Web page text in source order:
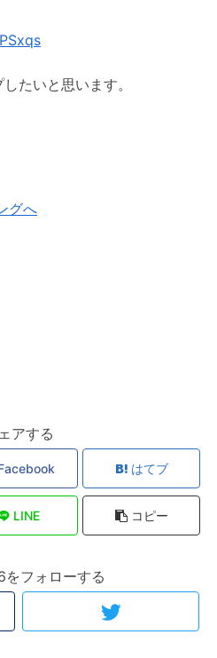
たいと思います。
グへ
アする
はてブ
LINE コピー
をフォローする